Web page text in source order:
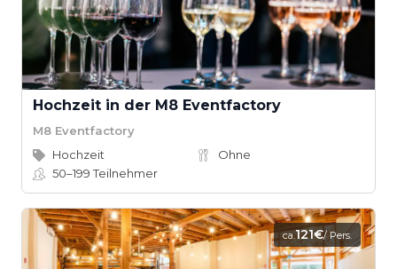
Hochzeit in der M8 Eventfactory
M8 Eventfactory
Hochzeit
Ohne
50–199Teilnehmer
ca.121€/ Pers.